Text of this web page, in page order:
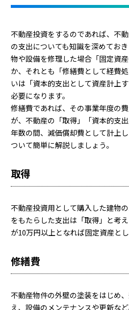
不動産投資をするのであれば、不
の支出についても知識を深めてお
物や設備を修理した場合「固定資
か、それとも「修繕費として経費
いは「資本的支出として資産計上
必要になります。
修繕費であれば、その事業年度の
が、不動産の「取得」「資本的支
年数の間、減価償却費として計上
ついて簡単に解説しましょう。
取得
不動産投資用として購入した建物
をもたらした支出は「取得」と考
が10万円以上となれば固定資産とし
修繕費
不動産物件の外壁の塗装をはじめ
え、設備のメンテナンスや更新な